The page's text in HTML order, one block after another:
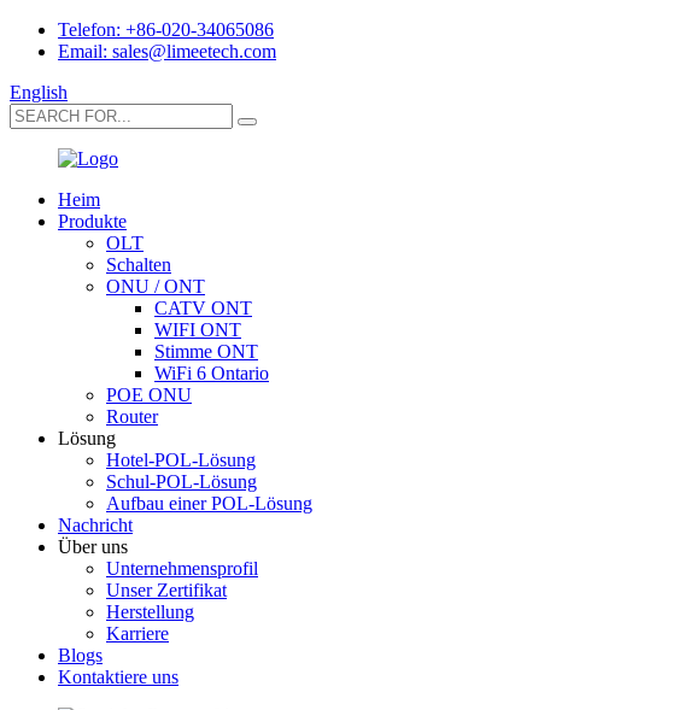
Telefon: +86-020-34065086
Email: sales@limeetech.com
English
Heim
Produkte
OLT
Schalten
ONU / ONT
CATV ONT
WIFI ONT
Stimme ONT
WiFi 6 Ontario
POE ONU
Router
Lösung
Hotel-POL-Lösung
Schul-POL-Lösung
Aufbau einer POL-Lösung
Nachricht
Über uns
Unternehmensprofil
Unser Zertifikat
Herstellung
Karriere
Blogs
Kontaktiere uns